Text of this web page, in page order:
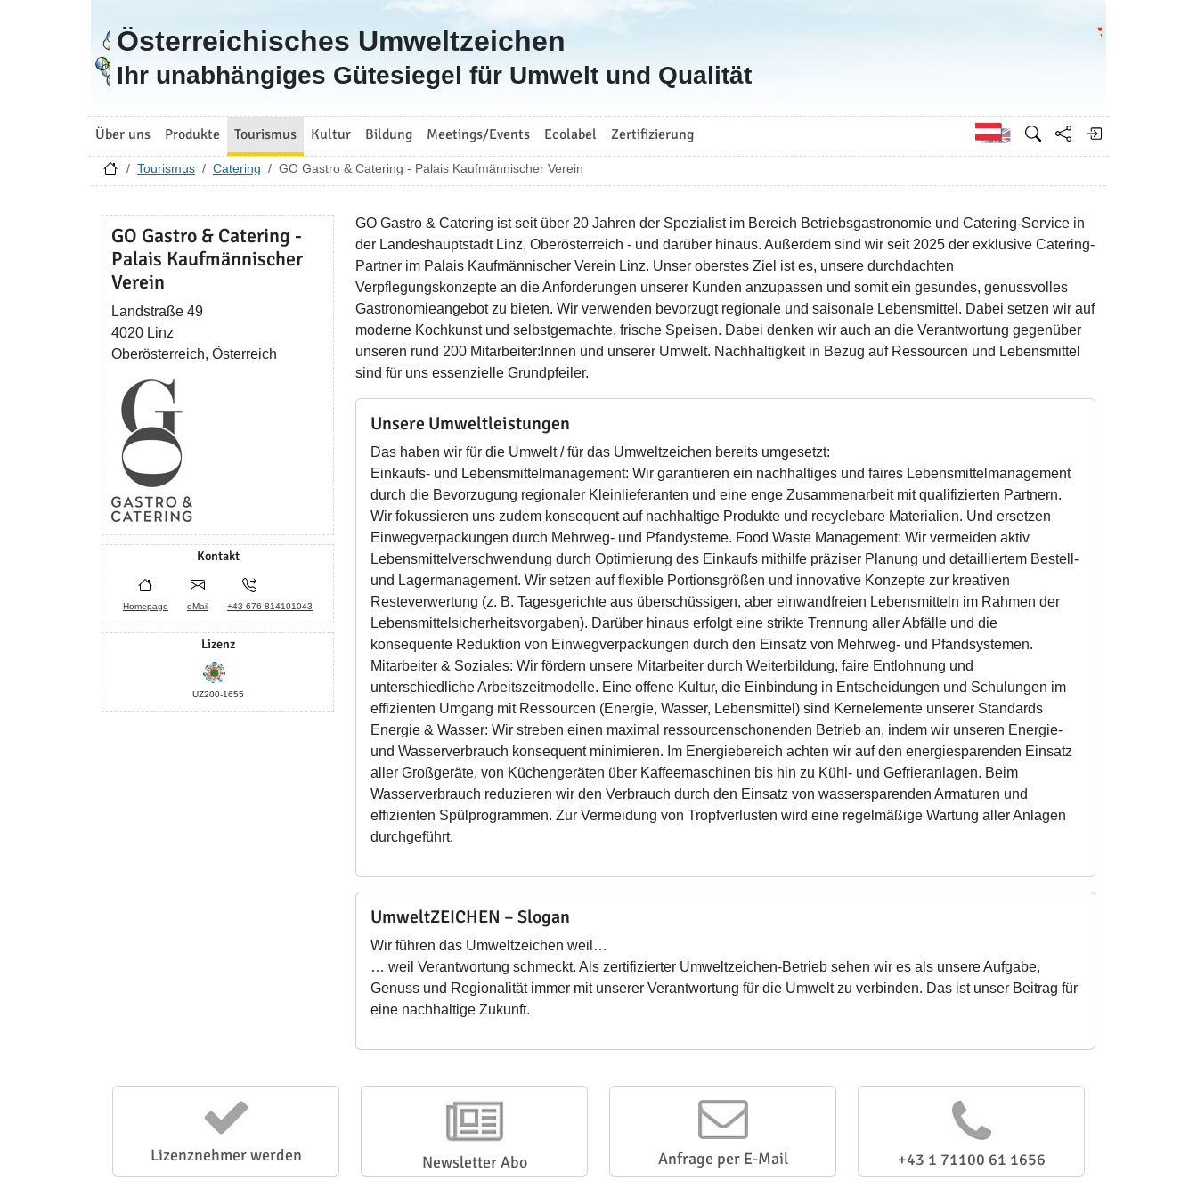
Zur Startseite
Österreichisches Umweltzeichen
Ihr unabhängiges Gütesiegel für Umwelt und Qualität
Über uns Produkte Tourismus Kultur Bildung Meetings/Events Ecolabel Zertifizierung Englisch
Tourismus Catering GO Gastro & Catering - Palais Kaufmännischer Verein
GO Gastro & Catering -
Palais Kaufmännischer
Verein
Landstraße 49
4020 Linz
Oberösterreich, Österreich
Kontakt
Homepage eMail +43 676 814101043
Lizenz
UZ200-1655
GO Gastro & Catering ist seit über 20 Jahren der Spezialist im Bereich Betriebsgastronomie und Catering-Service in
der Landeshauptstadt Linz, Oberösterreich - und darüber hinaus. Außerdem sind wir seit 2025 der exklusive Catering-
Partner im Palais Kaufmännischer Verein Linz. Unser oberstes Ziel ist es, unsere durchdachten
Verpflegungskonzepte an die Anforderungen unserer Kunden anzupassen und somit ein gesundes, genussvolles
Gastronomieangebot zu bieten. Wir verwenden bevorzugt regionale und saisonale Lebensmittel. Dabei setzen wir auf
moderne Kochkunst und selbstgemachte, frische Speisen. Dabei denken wir auch an die Verantwortung gegenüber
unseren rund 200 Mitarbeiter:Innen und unserer Umwelt. Nachhaltigkeit in Bezug auf Ressourcen und Lebensmittel
sind für uns essenzielle Grundpfeiler.
Unsere Umweltleistungen
Das haben wir für die Umwelt / für das Umweltzeichen bereits umgesetzt:
Einkaufs- und Lebensmittelmanagement: Wir garantieren ein nachhaltiges und faires Lebensmittelmanagement
durch die Bevorzugung regionaler Kleinlieferanten und eine enge Zusammenarbeit mit qualifizierten Partnern.
Wir fokussieren uns zudem konsequent auf nachhaltige Produkte und recyclebare Materialien. Und ersetzen
Einwegverpackungen durch Mehrweg- und Pfandysteme. Food Waste Management: Wir vermeiden aktiv
Lebensmittelverschwendung durch Optimierung des Einkaufs mithilfe präziser Planung und detailliertem Bestell-
und Lagermanagement. Wir setzen auf flexible Portionsgrößen und innovative Konzepte zur kreativen
Resteverwertung (z. B. Tagesgerichte aus überschüssigen, aber einwandfreien Lebensmitteln im Rahmen der
Lebensmittelsicherheitsvorgaben). Darüber hinaus erfolgt eine strikte Trennung aller Abfälle und die
konsequente Reduktion von Einwegverpackungen durch den Einsatz von Mehrweg- und Pfandsystemen.
Mitarbeiter & Soziales: Wir fördern unsere Mitarbeiter durch Weiterbildung, faire Entlohnung und
unterschiedliche Arbeitszeitmodelle. Eine offene Kultur, die Einbindung in Entscheidungen und Schulungen im
effizienten Umgang mit Ressourcen (Energie, Wasser, Lebensmittel) sind Kernelemente unserer Standards
Energie & Wasser: Wir streben einen maximal ressourcenschonenden Betrieb an, indem wir unseren Energie-
und Wasserverbrauch konsequent minimieren. Im Energiebereich achten wir auf den energiesparenden Einsatz
aller Großgeräte, von Küchengeräten über Kaffeemaschinen bis hin zu Kühl- und Gefrieranlagen. Beim
Wasserverbrauch reduzieren wir den Verbrauch durch den Einsatz von wassersparenden Armaturen und
effizienten Spülprogrammen. Zur Vermeidung von Tropfverlusten wird eine regelmäßige Wartung aller Anlagen
durchgeführt.
UmweltZEICHEN – Slogan
Wir führen das Umweltzeichen weil…
… weil Verantwortung schmeckt. Als zertifizierter Umweltzeichen-Betrieb sehen wir es als unsere Aufgabe,
Genuss und Regionalität immer mit unserer Verantwortung für die Umwelt zu verbinden. Das ist unser Beitrag für
eine nachhaltige Zukunft.
Lizenznehmer werden Newsletter Abo Anfrage per E-Mail +43 1 71100 61 1656